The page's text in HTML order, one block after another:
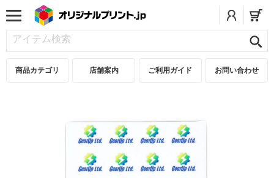
商品カテゴリ 店舗案内 ご利用ガイド お問い合わせ